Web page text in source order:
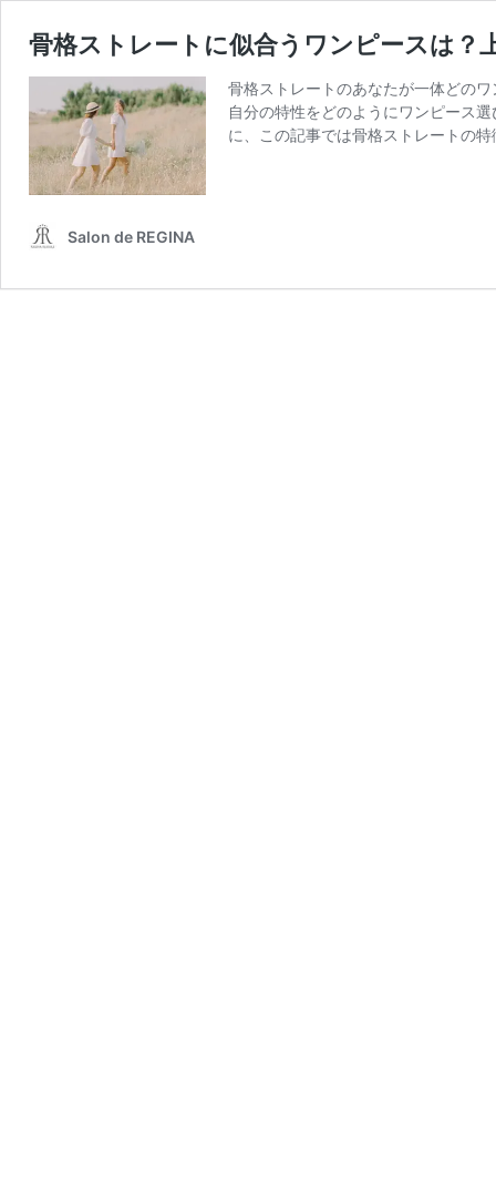
骨格ストレートに似合うワンピースは？
骨格ストレートのあなたが一体どの
自分の特性をどのようにワンピース
に、この記事では骨格ストレートの
Salon de REGINA